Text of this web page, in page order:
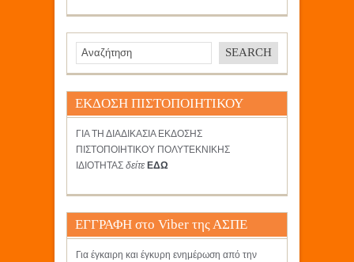
ΕΚΔΟΣΗ ΠΙΣΤΟΠΟΙΗΤΙΚΟΥ
ΓΙΑ ΤΗ ΔΙΑΔΙΚΑΣΙΑ ΕΚΔΟΣΗΣ
ΠΙΣΤΟΠΟΙΗΤΙΚΟΥ ΠΟΛΥΤΕΚΝΙΚΗΣ
ΙΔΙΟΤΗΤΑΣ δείτε ΕΔΩ
ΕΓΓΡΑΦΗ στο Viber της ΑΣΠΕ
Για έγκαιρη και έγκυρη ενημέρωση από την